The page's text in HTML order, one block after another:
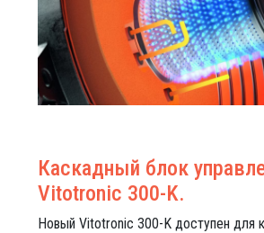
Каскадный блок
Vitotronic 300-K.
Новый Vitotronic 300-K доступен для